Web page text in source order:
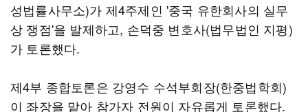
성법률사무소)가 제4주제인 '중국 유한회사의 실무
상 쟁점'을 발제하고, 손덕중 변호사(법무법인 지평)
가 토론했다.
제4부 종합토론은 강영수 수석부회장(한중법학회)
이 좌장을 맡아 참가자 전원이 자유롭게 토론했다.